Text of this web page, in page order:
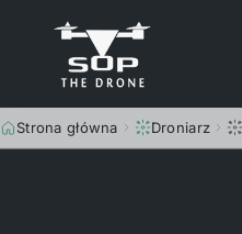
Strona główna Droniarz